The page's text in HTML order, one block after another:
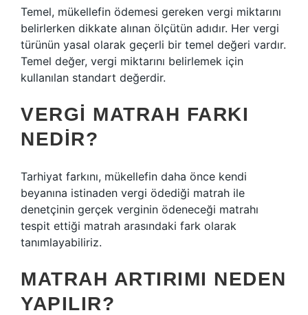
Temel, mükellefin ödemesi gereken vergi miktarını
belirlerken dikkate alınan ölçütün adıdır. Her vergi
türünün yasal olarak geçerli bir temel değeri vardır.
Temel değer, vergi miktarını belirlemek için
kullanılan standart değerdir.
VERGI MATRAH FARKI
NEDIR?
Tarhiyat farkını, mükellefin daha önce kendi
beyanına istinaden vergi ödediği matrah ile
denetçinin gerçek verginin ödeneceği matrahı
tespit ettiği matrah arasındaki fark olarak
tanımlayabiliriz.
MATRAH ARTIRIMI NEDEN
YAPILIR?